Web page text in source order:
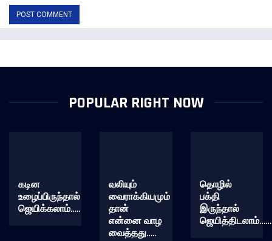
POPULAR RIGHT NOW
கடின
உழைப்பிருந்தால்
ஜெயிக்கலாம்…..
வலியும்
வைராக்கியமும்
தான்
என்னை வாழ
வைத்தது…..
தொழில்
பக்தி
இருந்தால்